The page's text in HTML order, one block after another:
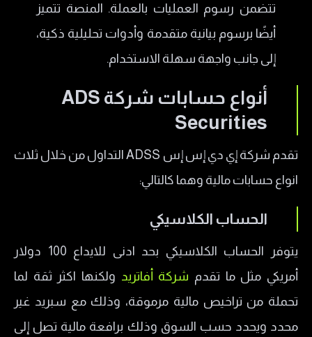
تتضمن رسوم العمليات بالعملة. المنصة تتميز
أيضًا برسوم بيانية متقدمة وأدوات تحليلية ذكية،
إلى جانب واجهة سهلة الاستخدام.
أنواع حسابات شركة ADS
Securities
تقدم شركة إي دي إس إس ADSS التداول من خلال ثلاث
انواع حسابات مالية وهما كالتالي:
الحساب الكلاسيكي
يتوفر الحساب الكلاسيكي بحد ادنى للايداع 100 دولار
أمريكي مثل ما تقدم شركة أفاتريد ولكنها اكثر ثقة لما
تحملة من تراخيص مالية مرموقة، وذلك مع سبريد غير
محدد ويحدد حسب السوق وذلك برافعة مالية تصل إلى